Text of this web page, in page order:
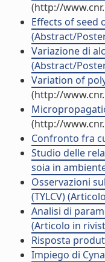
(http://
Effects of seed
(Abstract/
Variazione di
(Abstract/
Variation of
(http://
(http://
Confronto fra
Studio delle
soia in
Osservazioni
(TYLCV)
Analisi di
(Articolo in
Risposta
Impiego di